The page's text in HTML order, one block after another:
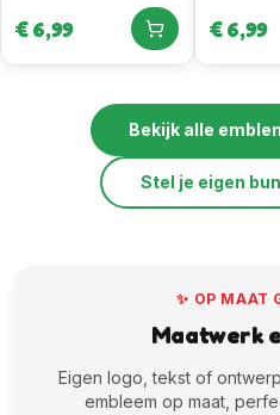
€6,99 €6,99
Bekijk alle
Stel je eigen
✨ OP MAAT
Maatwerk
Eigen logo, tekst of
embleem op maat,